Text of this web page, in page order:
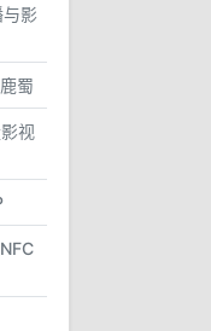
影
蜀
视